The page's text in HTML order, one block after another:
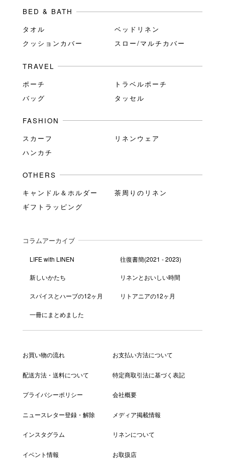
BED & BATH
タオル
ベッドリネン
クッションカバー
スロー/マルチカバー
TRAVEL
ポーチ
トラベルポーチ
バッグ
タッセル
FASHION
スカーフ
リネンウェア
ハンカチ
OTHERS
キャンドル＆ホルダー
茶周りのリネン
ギフトラッピング
コラムアーカイブ
LIFE with LINEN 往復書簡(2021 - 2023)
新しいかたち リネンとおいしい時間
スパイスとハーブの12ヶ月 リトアニアの12ヶ月
一冊にまとめました
お買い物の流れ お支払い方法について
配送方法・送料について 特定商取引法に基づく表記
プライバシーポリシー 会社概要
ニュースレター登録・解除 メディア掲載情報
インスタグラム リネンについて
イベント情報 お取扱店